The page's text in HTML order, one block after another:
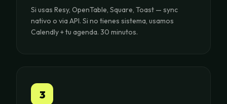
Si usas Resy, OpenTable, Square, Toast — sync
nativo o via API. Si no tienes sistema, usamos
Calendly + tu agenda. 30 minutos.
3